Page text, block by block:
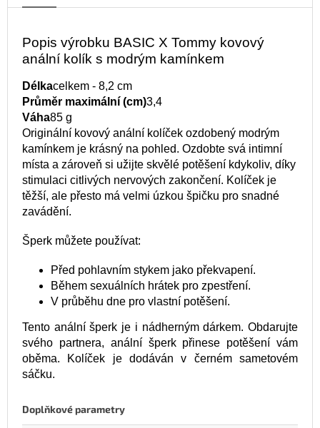
Popis výrobku BASIC X Tommy kovový
anální kolík s modrým kamínkem
Délkacelkem - 8,2 cm
Průměr maximální (cm)3,4
Váha85 g
Originální kovový anální kolíček ozdobený modrým
kamínkem je krásný na pohled. Ozdobte svá intimní
místa a zároveň si užijte skvělé potěšení kdykoliv, díky
stimulaci citlivých nervových zakončení. Kolíček je
těžší, ale přesto má velmi úzkou špičku pro snadné
zavádění.
Šperk můžete používat:
Před pohlavním stykem jako překvapení.
Během sexuálních hrátek pro zpestření.
V průběhu dne pro vlastní potěšení.
Tento anální šperk je i nádherným dárkem. Obdarujte
svého partnera, anální šperk přinese potěšení vám
oběma. Kolíček je dodáván v černém sametovém
sáčku.
Doplňkové parametry